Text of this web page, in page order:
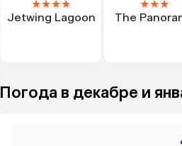
★★★★
Jetwing Lagoon
★★★
The
Погода в декабре и